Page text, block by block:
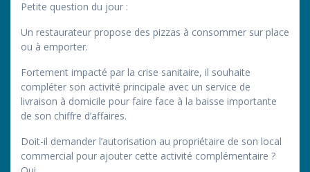
Petite question du jour :
Un restaurateur propose des pizzas à consommer sur place
ou à emporter.
Fortement impacté par la crise sanitaire, il souhaite
compléter son activité principale avec un service de
livraison à domicile pour faire face à la baisse importante
de son chiffre d’affaires.
Doit-il demander l’autorisation au propriétaire de son local
commercial pour ajouter cette activité complémentaire ?